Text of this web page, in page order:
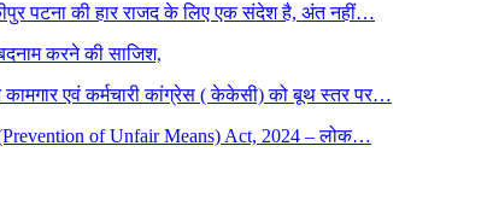
पटना की हार राजद के लिए एक संदेश है, अंत नहीं…
बदनाम करने की साजिश,
एवं कर्मचारी कांग्रेस ( केकेसी) को बूथ स्तर पर…
of Unfair Means) Act, 2024 – लोक…